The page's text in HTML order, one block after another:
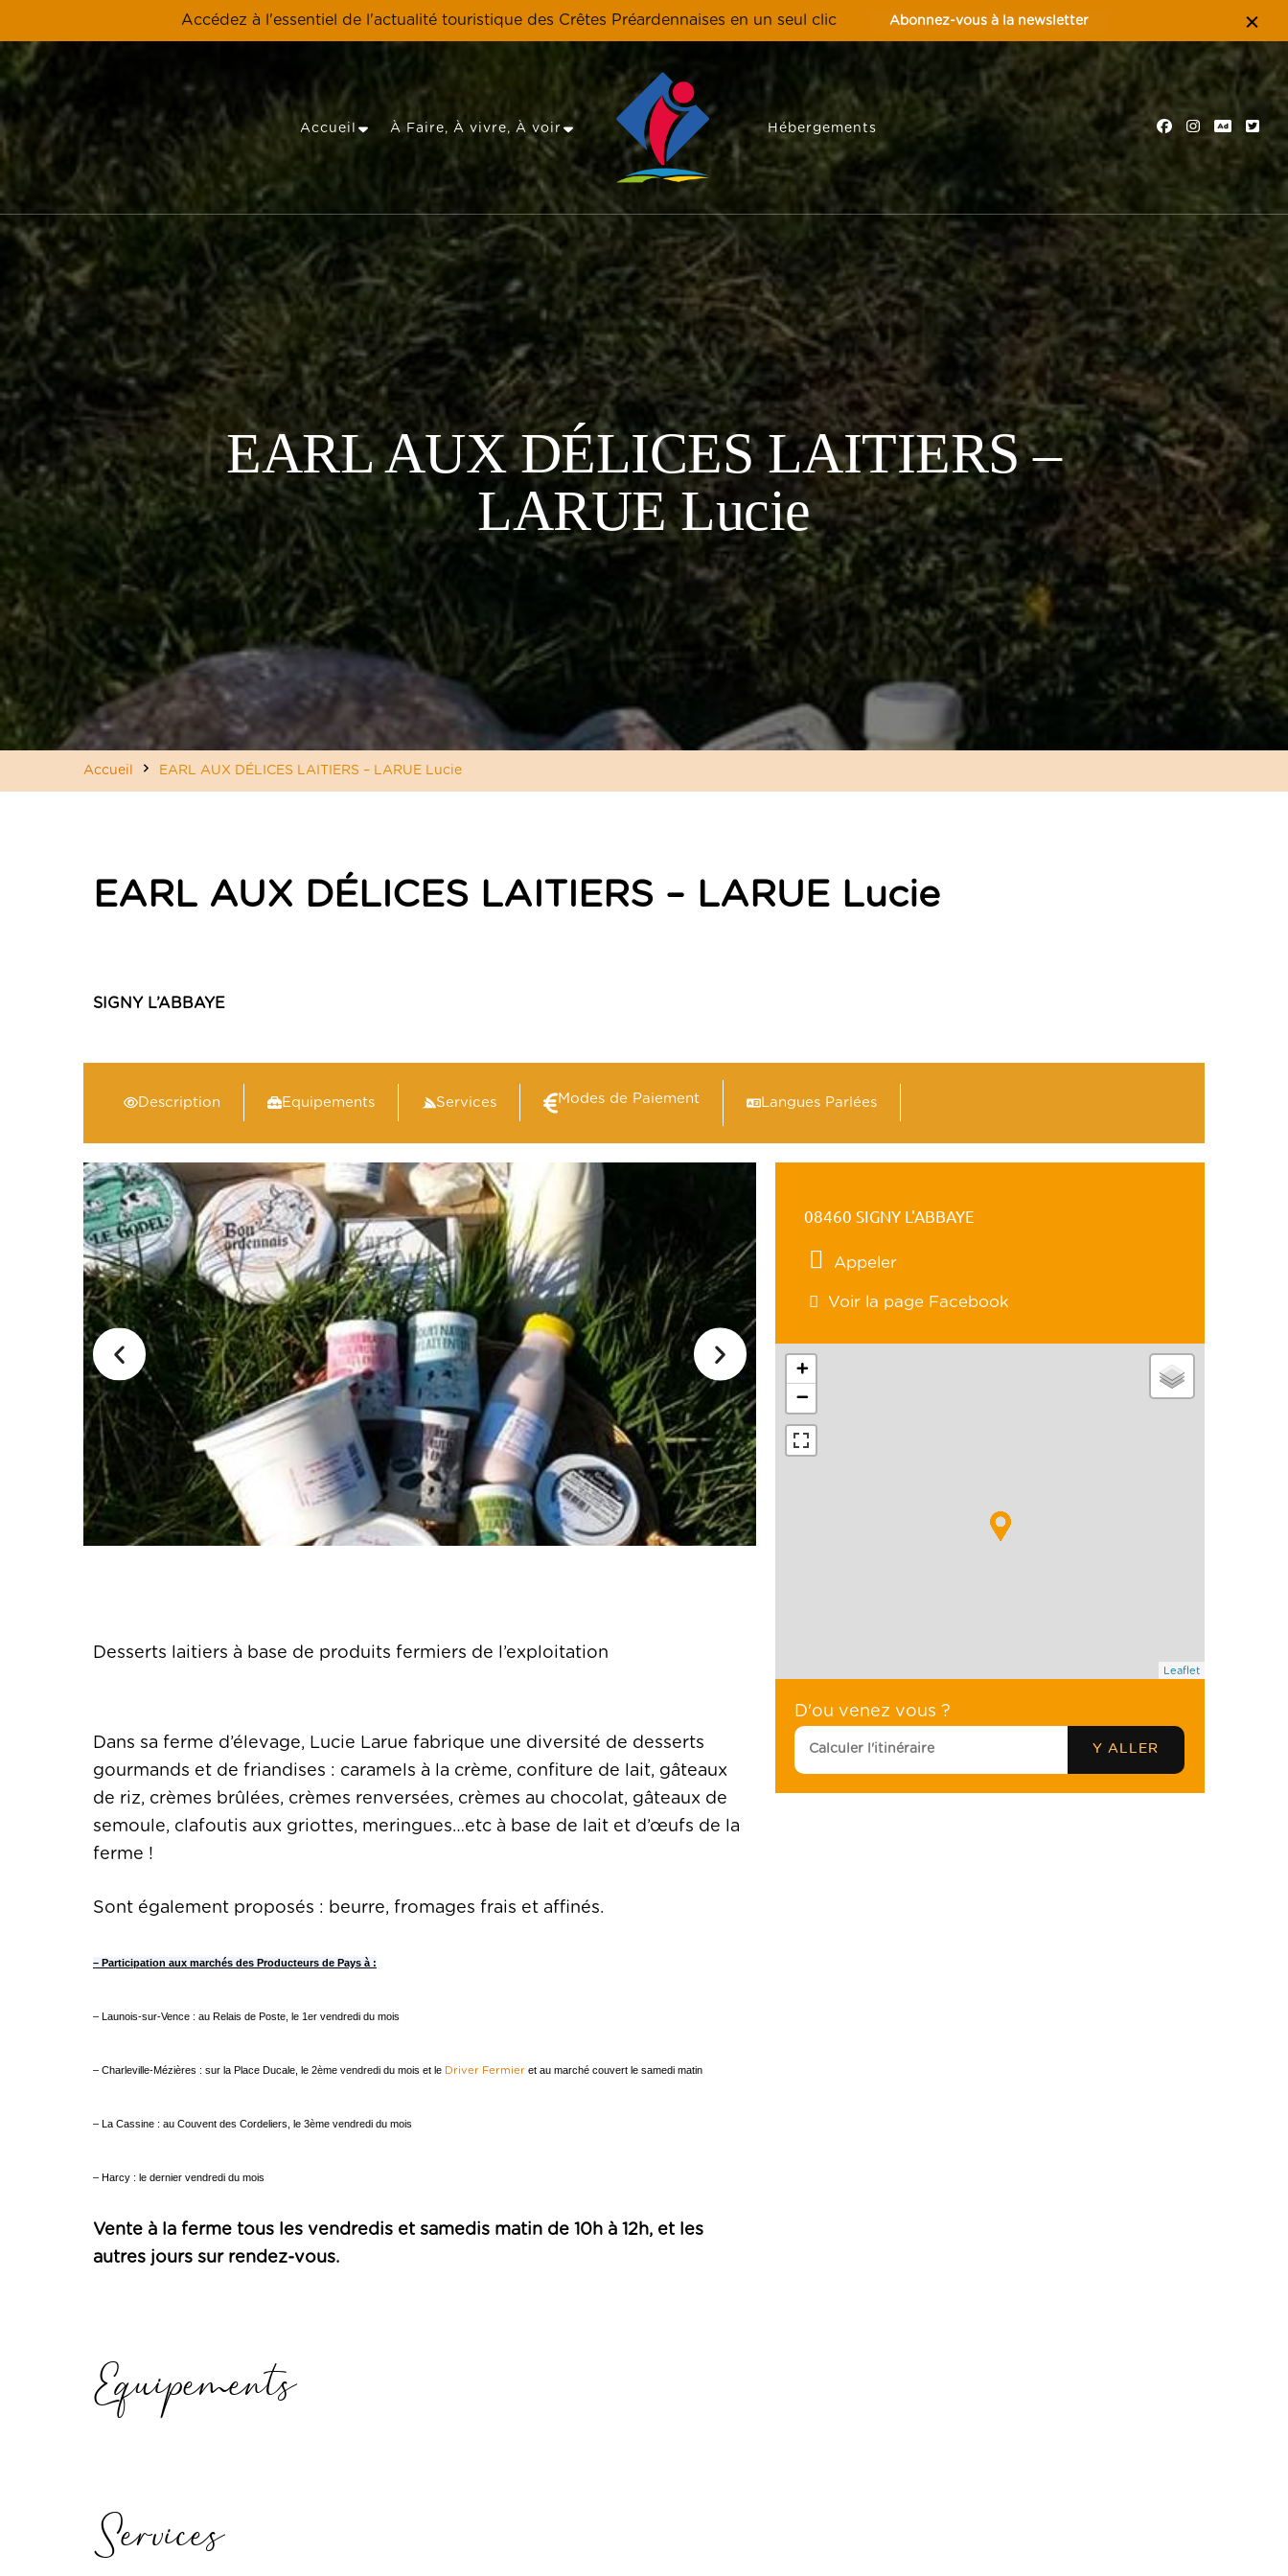
Accédez à l'essentiel de l'actualité touristique des Crêtes Préardennaises en un seul clic Abonnez-vous à la newsletter
Accueil À Faire, À vivre, À voir
Tourisme en Crêtes Préardennaises – Ardennes
Les Crêtes Préardennaises, une destination familiale, nature et éco-tourisme
Hébergements
EARL AUX DÉLICES LAITIERS –
LARUE Lucie
Accueil EARL AUX DÉLICES LAITIERS – LARUE Lucie
EARL AUX DÉLICES LAITIERS – LARUE Lucie
SIGNY L’ABBAYE
Description Equipements Services Modes de Paiement Langues Parlées
Desserts laitiers à base de produits fermiers de l’exploitation
Dans sa ferme d’élevage, Lucie Larue fabrique une diversité de desserts
gourmands et de friandises : caramels à la crème, confiture de lait, gâteaux
de riz, crèmes brûlées, crèmes renversées, crèmes au chocolat, gâteaux de
semoule, clafoutis aux griottes, meringues…etc à base de lait et d’œufs de la
ferme !
Sont également proposés : beurre, fromages frais et affinés.
– Participation aux marchés des Producteurs de Pays à :
– Launois-sur-Vence : au Relais de Poste, le 1er vendredi du mois
– Charleville-Mézières : sur la Place Ducale, le 2ème vendredi du mois et le Driver Fermier et au marché couvert le samedi matin
– La Cassine : au Couvent des Cordeliers, le 3ème vendredi du mois
– Harcy : le dernier vendredi du mois
Vente à la ferme tous les vendredis et samedis matin de 10h à 12h, et les
autres jours sur rendez-vous.
Equipements
Services
08460 SIGNY L'ABBAYE
Appeler
Voir la page Facebook
+
−
Leaflet
D'ou venez vous ?